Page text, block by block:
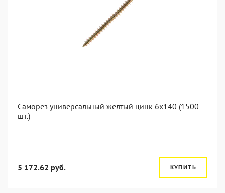
Саморез универсальный желтый цинк 6x140 (1500
шт.)
5 172.62 руб. КУПИТЬ